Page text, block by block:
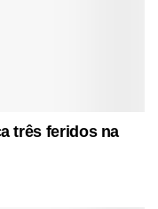
três feridos na